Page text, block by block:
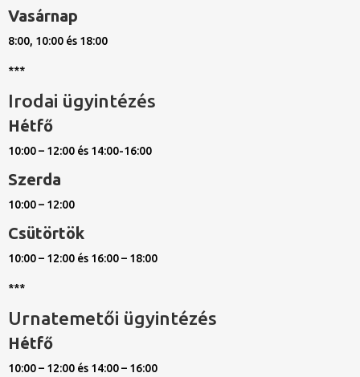
Vasárnap
8:00, 10:00 és 18:00
***
Irodai ügyintézés
Hétfő
10:00 – 12:00 és 14:00-16:00
Szerda
10:00 – 12:00
Csütörtök
10:00 – 12:00 és 16:00 – 18:00
***
Urnatemetői ügyintézés
Hétfő
10:00 – 12:00 és 14:00 – 16:00